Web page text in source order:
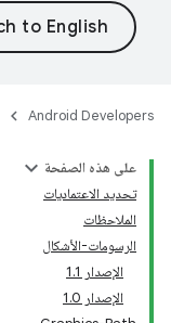
Android Developers
على هذه الصفحة
تحديد الاعتماديات
الملاحظات
الرسومات-الأشكال
الإصدار 1.1
الإصدار 1.0